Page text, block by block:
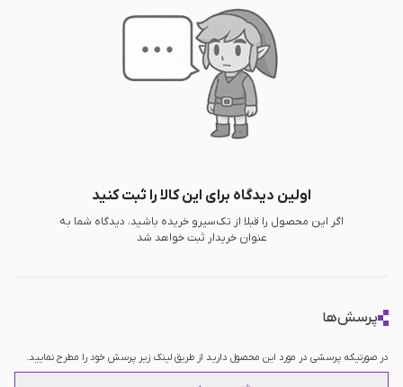
اولین دیدگاه برای این کالا را ثبت کنید
اگر این محصول را قبلا از تک‌سیرو خریده باشید، دیدگاه شما به
عنوان خریدار ثبت خواهد شد
پرسش‌ها
در صورتیکه پرسشی در مورد این محصول دارید از طریق لینک زیر پرسش خود را مطرح نمایید.